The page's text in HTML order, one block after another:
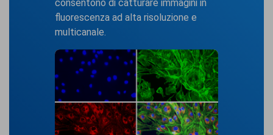
consentono di catturare immagini in
fluorescenza ad alta risoluzione e
multicanale.